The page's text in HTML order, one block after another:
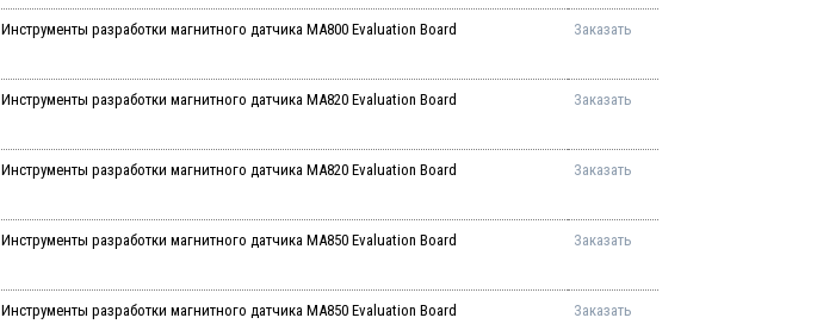
Инструменты разработки магнитного датчика MA800 Evaluation Board Заказать
Инструменты разработки магнитного датчика MA820 Evaluation Board Заказать
Инструменты разработки магнитного датчика MA820 Evaluation Board Заказать
Инструменты разработки магнитного датчика MA850 Evaluation Board Заказать
Инструменты разработки магнитного датчика MA850 Evaluation Board Заказать